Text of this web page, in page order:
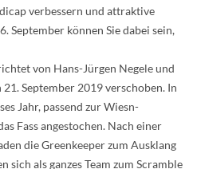
verbessern und attraktive
September können Sie dabei sein,
von Hans-Jürgen Negele und
21. September 2019 verschoben. In
Jahr, passend zur Wiesn-
Fass angestochen. Nach einer
die Greenkeeper zum Ausklang
sich als ganzes Team zum Scramble